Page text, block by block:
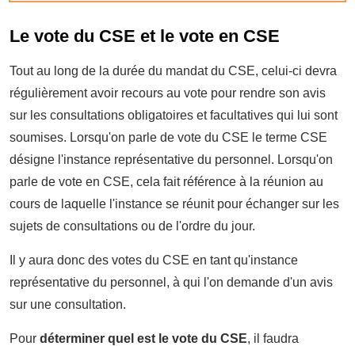
Le vote du CSE et le vote en CSE
Tout au long de la durée du mandat du CSE, celui-ci devra
régulièrement avoir recours au vote pour rendre son avis
sur les consultations obligatoires et facultatives qui lui sont
soumises. Lorsqu'on parle de vote du CSE le terme CSE
désigne l'instance représentative du personnel. Lorsqu'on
parle de vote en CSE, cela fait référence à la réunion au
cours de laquelle l'instance se réunit pour échanger sur les
sujets de consultations ou de l'ordre du jour.
Il y aura donc des votes du CSE en tant qu'instance
représentative du personnel, à qui l'on demande d'un avis
sur une consultation.
Pour déterminer quel est le vote du CSE, il faudra